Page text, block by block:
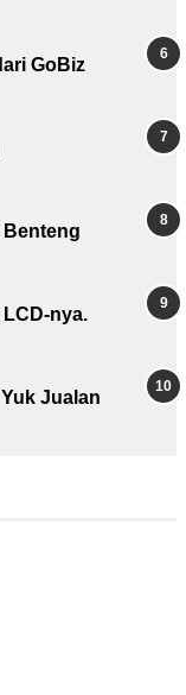
GoBiz
Benteng
nya.
Jualan